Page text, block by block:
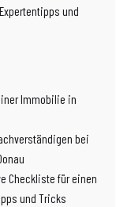
und
Immobilie in
bei
Checkliste für einen
und Tricks